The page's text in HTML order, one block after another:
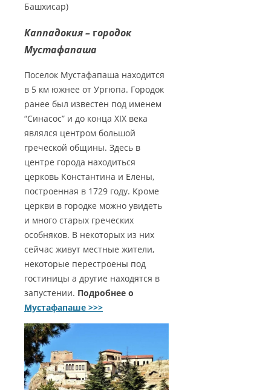
Башхисар)
Каппадокия – городок
Мустафапаша
Поселок Мустафапаша находится
в 5 км южнее от Ургюпа. Городок
ранее был известен под именем
“Синасос” и до конца XIX века
являлся центром большой
греческой общины. Здесь в
центре города находиться
церковь Константина и Елены,
построенная в 1729 году. Кроме
церкви в городке можно увидеть
и много старых греческих
особняков. В некоторых из них
сейчас живут местные жители,
некоторые перестроены под
гостиницы а другие находятся в
запустении. Подробнее о
Мустафапаше >>>